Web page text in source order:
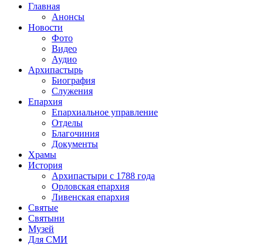
Главная
Анонсы
Новости
Фото
Видео
Аудио
Архипастырь
Биография
Служения
Епархия
Епархиальное управление
Отделы
Благочиния
Документы
Храмы
История
Архипастыри с 1788 года
Орловская епархия
Ливенская епархия
Святые
Святыни
Музей
Для СМИ